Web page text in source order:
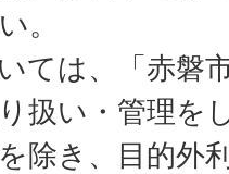
。
ては、「赤磐
扱い・管理を
除き、目的外